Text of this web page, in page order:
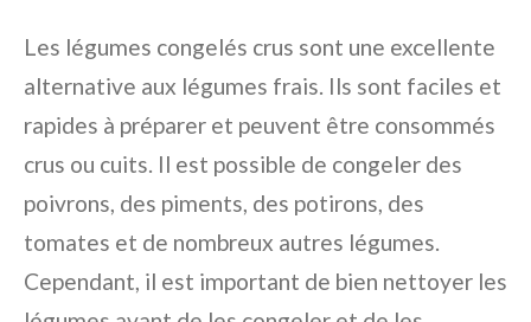
Les légumes congelés crus sont une excellente
alternative aux légumes frais. Ils sont faciles et
rapides à préparer et peuvent être consommés
crus ou cuits. Il est possible de congeler des
poivrons, des piments, des potirons, des
tomates et de nombreux autres légumes.
Cependant, il est important de bien nettoyer les